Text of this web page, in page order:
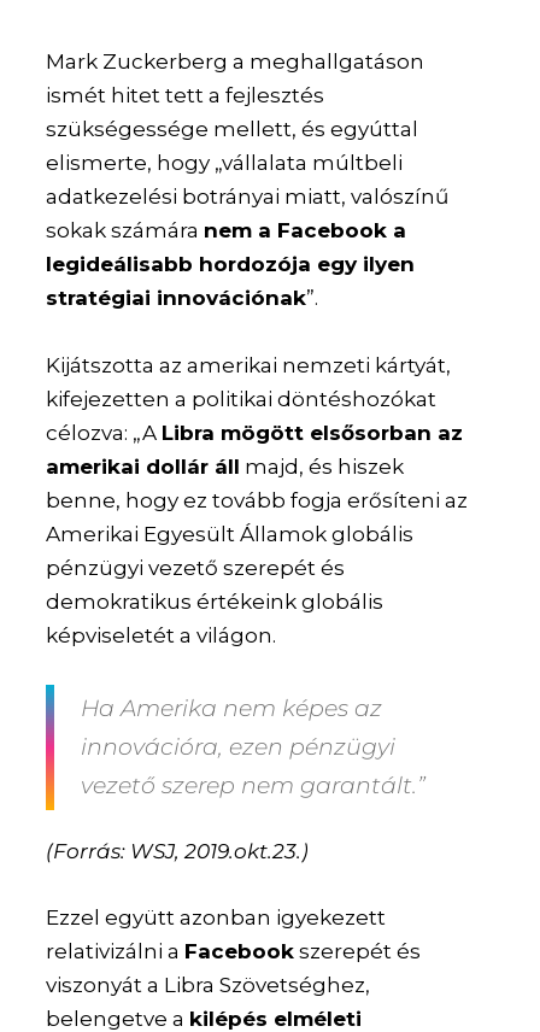
Mark Zuckerberg a meghallgatáson
ismét hitet tett a fejlesztés
szükségessége mellett, és egyúttal
elismerte, hogy „vállalata múltbeli
adatkezelési botrányai miatt, valószínű
sokak számára nem a Facebook a
legideálisabb hordozója egy ilyen
stratégiai innovációnak”.
Kijátszotta az amerikai nemzeti kártyát,
kifejezetten a politikai döntéshozókat
célozva: „A Libra mögött elsősorban az
amerikai dollár áll majd, és hiszek
benne, hogy ez tovább fogja erősíteni az
Amerikai Egyesült Államok globális
pénzügyi vezető szerepét és
demokratikus értékeink globális
képviseletét a világon.
Ha Amerika nem képes az
innovációra, ezen pénzügyi
vezető szerep nem garantált.”
(Forrás: WSJ, 2019.okt.23.)
Ezzel együtt azonban igyekezett
relativizálni a Facebook szerepét és
viszonyát a Libra Szövetséghez,
belengetve a kilépés elméleti